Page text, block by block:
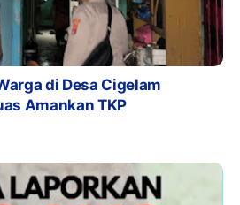
di Desa Cigelam
Amankan TKP